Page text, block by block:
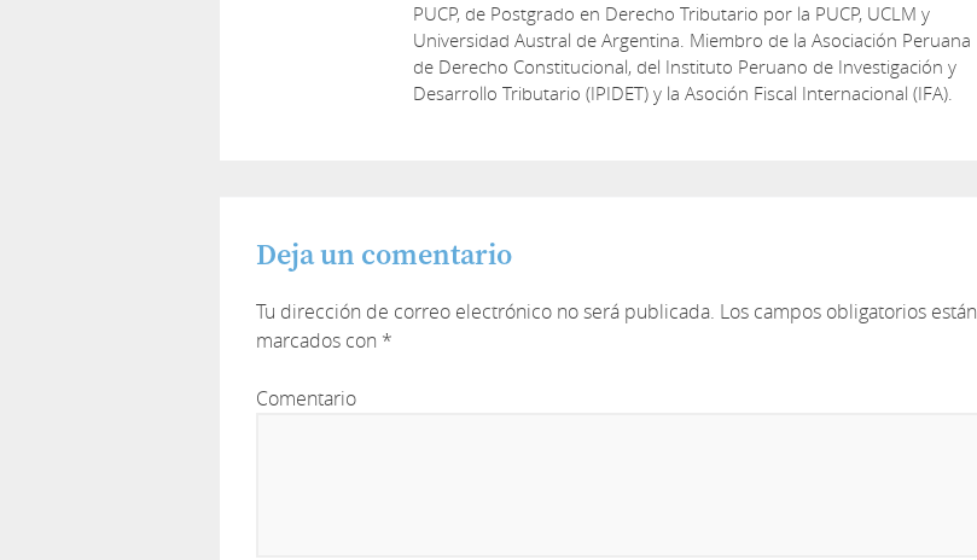
PUCP, de Postgrado en Derecho Tributario por la PUCP, UCLM y
Universidad Austral de Argentina. Miembro de la Asociación Peruana
de Derecho Constitucional, del Instituto Peruano de Investigación y
Desarrollo Tributario (IPIDET) y la Asoción Fiscal Internacional (IFA).
Deja un comentario
Tu dirección de correo electrónico no será publicada. Los campos obligatorios están
marcados con *
Comentario